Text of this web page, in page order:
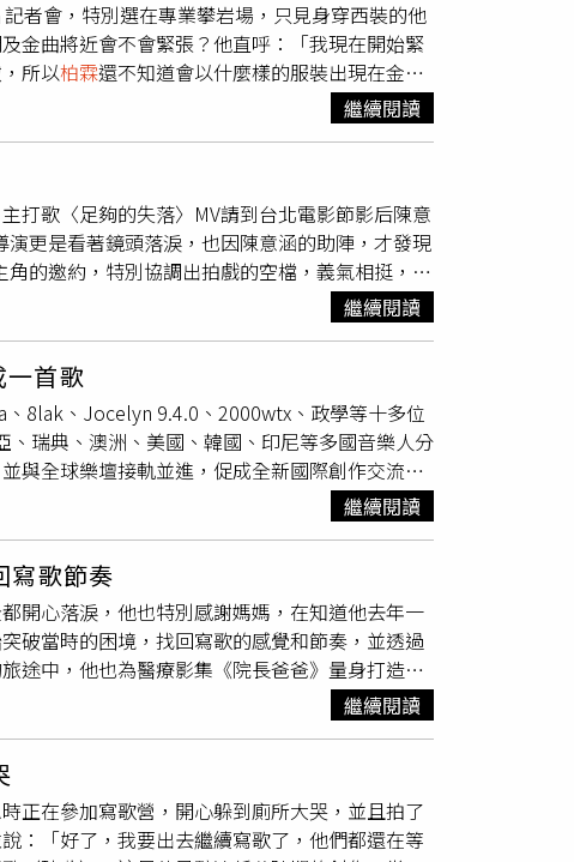
低潮時，柏霖選擇回到家鄉宜蘭，還沒進到家
？」他便聽了媽媽的建議，獨自一人到山上放
打起精神，與公司討論新專輯，不過他一直寫不出
公司沒有照做，而是相信他能寫出好作品。陷入
上散心。（圖／楊澍攝）直到知名作詞人李格弟
小心翼翼」的想法，接著他便把水杯還有家裡
：「爽嗎？你應該知道這首歌要怎麼唱了。」自
李格弟的影響，柏霖 將家中的杯子盤子都打碎，
頒獎，走紅毯更讓他緊張，「我比較擅長動態畫
怎麼呈現比較自然，怕笑起來會很僵。」至於會
紅毯。柏霖對於走金曲紅毯感到緊張，但對他來
心血，集結了入圍「最佳專輯製作人獎」的王治
軒、呂尚霖、于傳勇、金智湖，共同交流創作經
與熱情，《GMA Heat入圍就是肯定》節目將於6
請鎖定。《GMA Heat入圍就是肯定》由本屆星
違三年，蕭煌奇以專輯《沒事的》第三度問鼎
多事都改變了，想做就趕快去做，不要後
，展現勇於突破的決心，記舞速度更被老師大
金曲獎就像參加舞林大會，讓我發現原來有這麼
第八張專輯《珍珠刑》再度角逐「最佳華語女歌
反差。」形容專輯像珍珠一樣，是很痛苦很刺激
給已故父親的〈你還是你嗎〉，錄製時讓她唱到
問：「你說你好，但你真的好嗎？」她希望聽眾
溫度。擁有迷幻女聲的JUD陳泳希，空靈且帶有
將那些難以言語的感受濃縮在專輯中，展現最
影集《愛愛內含光》片尾曲，讓她入圍「最佳作
入圍「最佳台語專輯獎」與「最佳台語女歌手
笑說「Suí」不只象徵水，更代表女性身心靈的冒
項入圍作品較少有台語歌曲，若能獲獎將是對她
典禮》將於6月28日（六）在台北小巨蛋舉行，
灣電視台與全球金曲YouTube播出。此外，也
也將提供多視角直播服務，提供觀眾更多選
」、馬來西亞sooka及Astro（含汶萊）等都會播
盛會。《2025金曲國際音樂節》將於今年6月25
曲Showcase售票演唱會」等系列活動，活動相
者會，特別選在專業攀岩場，只見身穿西裝的他
金曲將近會不會緊張？他直呼：「我現在開始緊
所以柏霖還不知道會以什麼樣的服裝出現在金曲
望造型大家看了舒服就好。」不過他已經開始準
有秒數限制，若是能上台可能會再刪減。柏霖入
也覺得入圍即是肯定。」若是到時真的上台，
，這張專輯真的不容易，謝謝索尼老闆願意相信
王大陸、陳零九、威廉等人今被起訴，談到此事
了很不錯的朋友，服4個月兵役的他覺得前兩個
」
分享服兵役時的趣事。（圖／趙文彬攝）
繼續閱讀
打歌〈足夠的失落〉MV請到台北電影節影后陳意
更是看著鏡頭落淚，也因陳意涵的助陣，才發現
的邀約，特別協調出拍戲的空檔，義氣相挺，讓
受到她的傷心欲絕，全場為之動容，導演更是看
的MV，特別協調出
舞者的舞團學舞，兩人因此結識成為好友，當時
回到台灣以創作歌手身分再出發，陳意涵笑說：
他現在很厲害，他現在唱歌很好聽，我就很激
就是一個很神聖的藝術家，其實演戲演久了，很少
可以感受到他們對生命的付出，對肢體展現的
大呼：「太感謝了，
繼續閱讀
首歌
8lak、Jocelyn 9.4.0、2000wtx、政學等十多位
瑞典、澳洲、美國、韓國、印尼等多國音樂人分
與全球樂壇接軌並進，促成全新國際創作交流佳
目《澳洲偶像（Australian Idol）》第8季前10強
多部韓劇 OST 的南韓創作人Sarah.J，瑞典全能
元文化激盪出音樂火花。這35 位國內外音樂人
歌曲已獲唱片公司青睞，將於日後正式發行，進
／文策院/WCM提供）Sarah.J（左起）、阿布
）創作營經驗豐富的韋禮安此次應邀參與「2025
中會突然被某句話或某個想法打到，讓創作變得
的韋禮安透露彼此因為音樂品味接近，加上溝通
幾首歌我真的滿喜歡的，目前也有在考慮是否收
別帶來一手啤酒邀國際創作人共同小酌分享創
示：「我第一時間就傳訊息恭喜他！期待看到他
程中得知入圍好消息，表示：「當下真的很開
繼續閱讀
寫歌節奏
開心落淚，他也特別感謝媽媽，在知道他去年一
破當時的困境，找回寫歌的感覺和節奏，並透過
途中，他也為醫療影集《院長爸爸》量身打造片
年八仙塵爆事件起，描繪台北慈濟醫院趙有誠
創作和演唱的片尾曲〈癒合〉，描
〈癒合〉以貼近心口的詞句，像是在療傷期
的情緒，將以為已經放下的事、說不出口的愛與
保留聲音裡的呼吸、顫抖與不完美，像是在癒合
繼續閱讀
正在參加寫歌營，開心躲到廁所大哭，並且拍了
：「好了，我要出去繼續寫歌了，他們都還在等